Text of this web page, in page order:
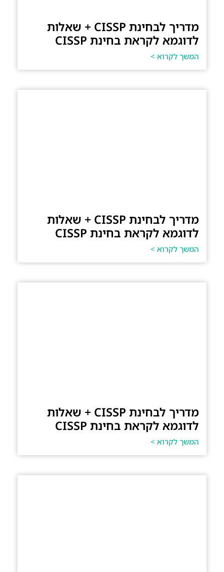
מדריך לבחינת CISSP + שאלות
לדוגמא לקראת בחינת CISSP
המשך לקרוא >
מדריך לבחינת CISSP + שאלות
לדוגמא לקראת בחינת CISSP
המשך לקרוא >
מדריך לבחינת CISSP + שאלות
לדוגמא לקראת בחינת CISSP
המשך לקרוא >